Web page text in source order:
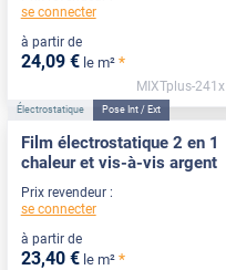
se connecter
à partir de
24,09 € le m² *
MIXTplus-241x
Électrostatique Pose Int / Ext
Film électrostatique 2 en 1
chaleur et vis-à-vis argent
Prix revendeur :
se connecter
à partir de
23,40 € le m² *